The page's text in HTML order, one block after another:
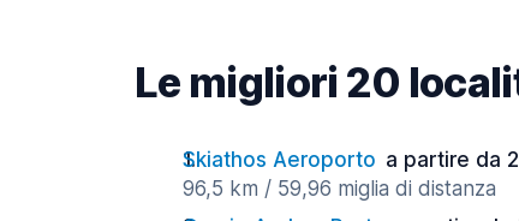
Le migliori 20
Skiathos Aeroporto a partire da
96,5 km / 59,96 miglia di distanza